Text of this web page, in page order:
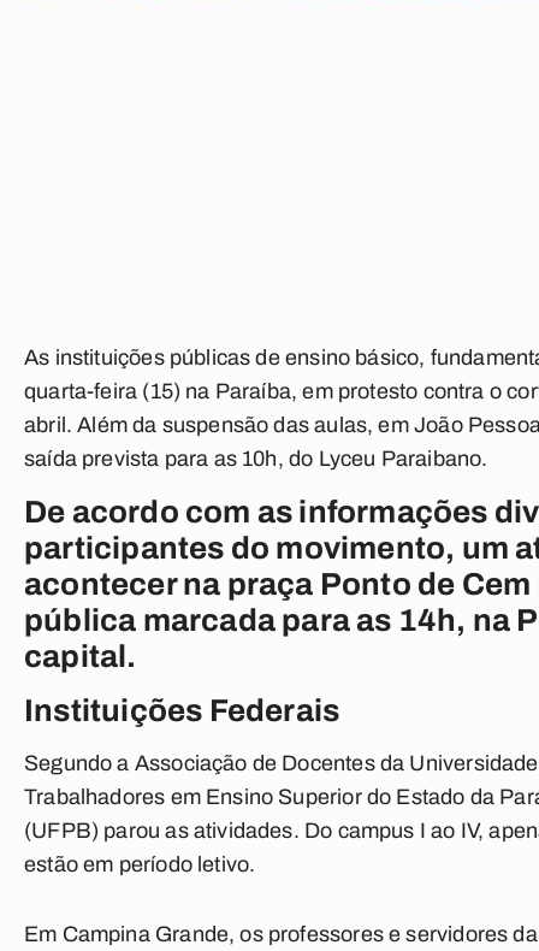
As instituições públicas de ensino básico,
quarta-feira (15) na Paraíba, em protesto contra o
abril. Além da suspensão das aulas, em João
saída prevista para as 10h, do Lyceu Paraibano.
De acordo com as informações
participantes do movimento, um
acontecer na praça Ponto de
pública marcada para as 14h, na
capital.
Instituições Federais
Segundo a Associação de Docentes da
Trabalhadores em Ensino Superior do Estado da
(UFPB) parou as atividades. Do campus I ao IV,
estão em período letivo.
Em Campina Grande, os professores e servidores